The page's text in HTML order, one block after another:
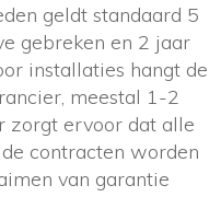
geldt standaard 5
gebreken en 2 jaar
installaties hangt de
meestal 1-2
zorgt ervoor dat alle
contracten worden
van garantie